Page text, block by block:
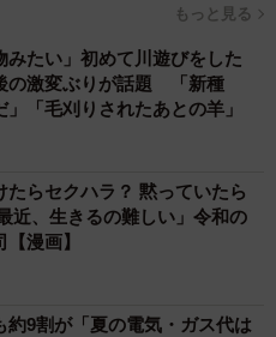
もっと見る
みたい」初めて川遊びをした
の激変ぶりが話題 「新種
「毛刈りされたあとの羊」
たらセクハラ？ 黙っていたら
近、生きるの難しい」令和の
漫画】
約9割が「夏の電気・ガス代は